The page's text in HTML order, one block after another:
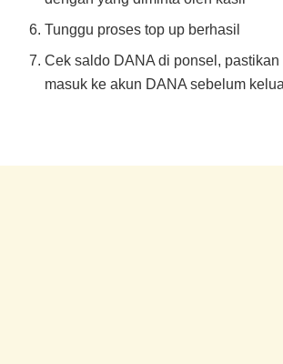
Tunggu proses top up berhasil
Cek saldo DANA di ponsel, pastikan
masuk ke akun DANA sebelum